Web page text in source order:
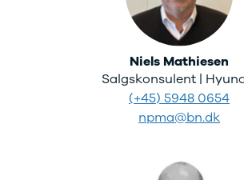
Niels Mathiesen
Salgskonsulent |
(+45) 5948 0654
npma@bn.dk